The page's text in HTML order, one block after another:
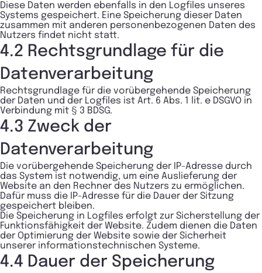
Diese Daten werden ebenfalls in den Logfiles unseres
Systems gespeichert. Eine Speicherung dieser Daten
zusammen mit anderen personenbezogenen Daten des
Nutzers findet nicht statt.
4.2 Rechtsgrundlage für die
Datenverarbeitung
Rechtsgrundlage für die vorübergehende Speicherung
der Daten und der Logfiles ist Art. 6 Abs. 1 lit. e DSGVO in
Verbindung mit § 3 BDSG.
4.3 Zweck der
Datenverarbeitung
Die vorübergehende Speicherung der IP-Adresse durch
das System ist notwendig, um eine Auslieferung der
Website an den Rechner des Nutzers zu ermöglichen.
Dafür muss die IP-Adresse für die Dauer der Sitzung
gespeichert bleiben.
Die Speicherung in Logfiles erfolgt zur Sicherstellung der
Funktionsfähigkeit der Website. Zudem dienen die Daten
der Optimierung der Website sowie der Sicherheit
unserer informationstechnischen Systeme.
4.4 Dauer der Speicherung